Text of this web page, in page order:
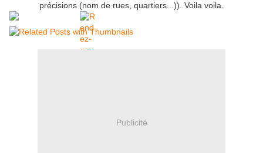
précisions (nom de rues, quartiers...)). Voila voila.
Publicité